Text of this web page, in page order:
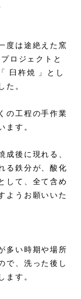
度は途絶えた窯
ロジェクトと
臼杵焼 」とし
た。
の工程の手作業
ます。
成後に現れる、
る鉄分が、酸化
して、全て含め
ようお願いいた
多い時期や場所
で、洗った後し
ます。